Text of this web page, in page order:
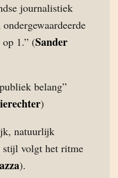
journalistiek
1.” (Sander
belang”
)
natuurlijk
stijl volgt het ritme
).